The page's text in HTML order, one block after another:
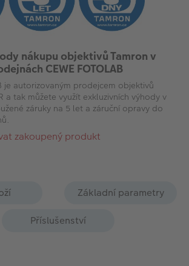
nákupu objektivů Tamron v
CEWE FOTOLAB
je autorizovaným prodejcem objektivů
a tak můžete využít exkluzivních výhody v
záruky na 5 let a záruční opravy do
zakoupený produkt
Základní parametry
Příslušenství